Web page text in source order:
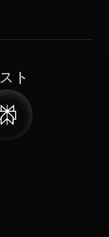
ト